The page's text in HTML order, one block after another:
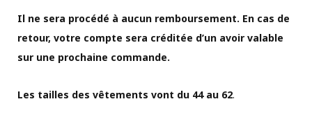
Il ne sera procédé à aucun remboursement. En cas de
retour, votre compte sera créditée d’un avoir valable
sur une prochaine commande.
Les tailles des vêtements vont du 44 au 62.